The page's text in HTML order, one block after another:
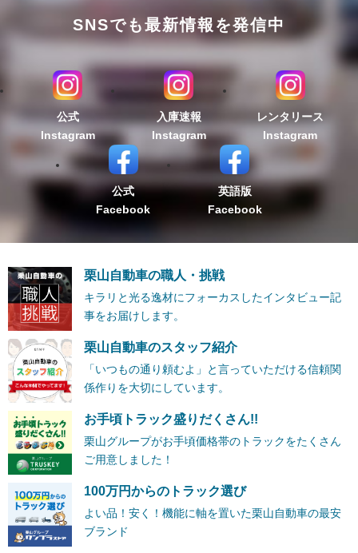
SNSでも最新情報を発信中
公式
Instagram
入庫速報
Instagram
レンタリース
Instagram
公式
Facebook
英語版
Facebook
栗山自動車の職人・挑戦
キラリと光る逸材にフォーカスしたインタビュー記
事をお届けします。
栗山自動車のスタッフ紹介
「いつもの通り頼むよ」と言っていただける信頼関
係作りを大切にしています。
お手頃トラック盛りだくさん!!
栗山グループがお手頃価格帯のトラックをたくさん
ご用意しました！
100万円からのトラック選び
よい品！安く！機能に軸を置いた栗山自動車の最安
ブランド